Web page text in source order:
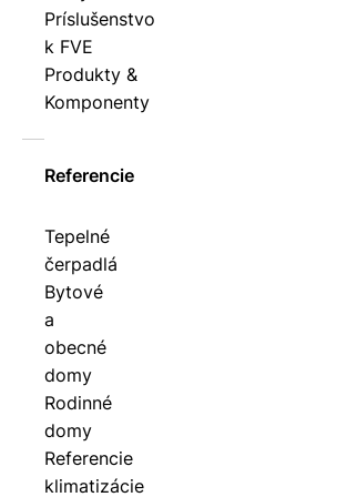
Príslušenstvo
k FVE
Produkty &
Komponenty
Referencie
Tepelné
čerpadlá
Bytové
a
obecné
domy
Rodinné
domy
Referencie
klimatizácie